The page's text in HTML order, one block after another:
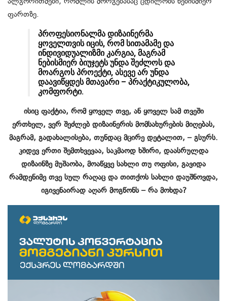
ფართზე.
პროფესიონალმა დიზაინერმა
ყოველთვის იცის, რომ სითამამე და
ინდივიდუალიზმი კარგია, მაგრამ
ნებისმიერ ბიუჯეტს უნდა შეძლოს და
მოარგოს პროექტი, ასევე არ უნდა
დაავიწყდეს მთავარი – პრაქტიკულობა,
კომფორტი.
ისიც ფაქტია, რომ ყოველ თვე, ან ყოველ სამ თვეში
ერთხელ, ვერ შეძლებ დიზაინერის მომსახურების მიღებას,
მაგრამ, გადახალისება, თუნდაც მცირე დეტალით, – გსურს.
კიდევ ერთი შემთხვევაა, საკმაოდ ხშირი, დაასრულდა
დიზაინზე მუშაობა, მოაწყვე სახლი თუ ოფისი, გავიდა
რამდენიმე თვე სულ რაღაც და თითქოს სახლი დაუშნოვდა,
იგივენაირად აღარ მოგწონს – რა მოხდა?